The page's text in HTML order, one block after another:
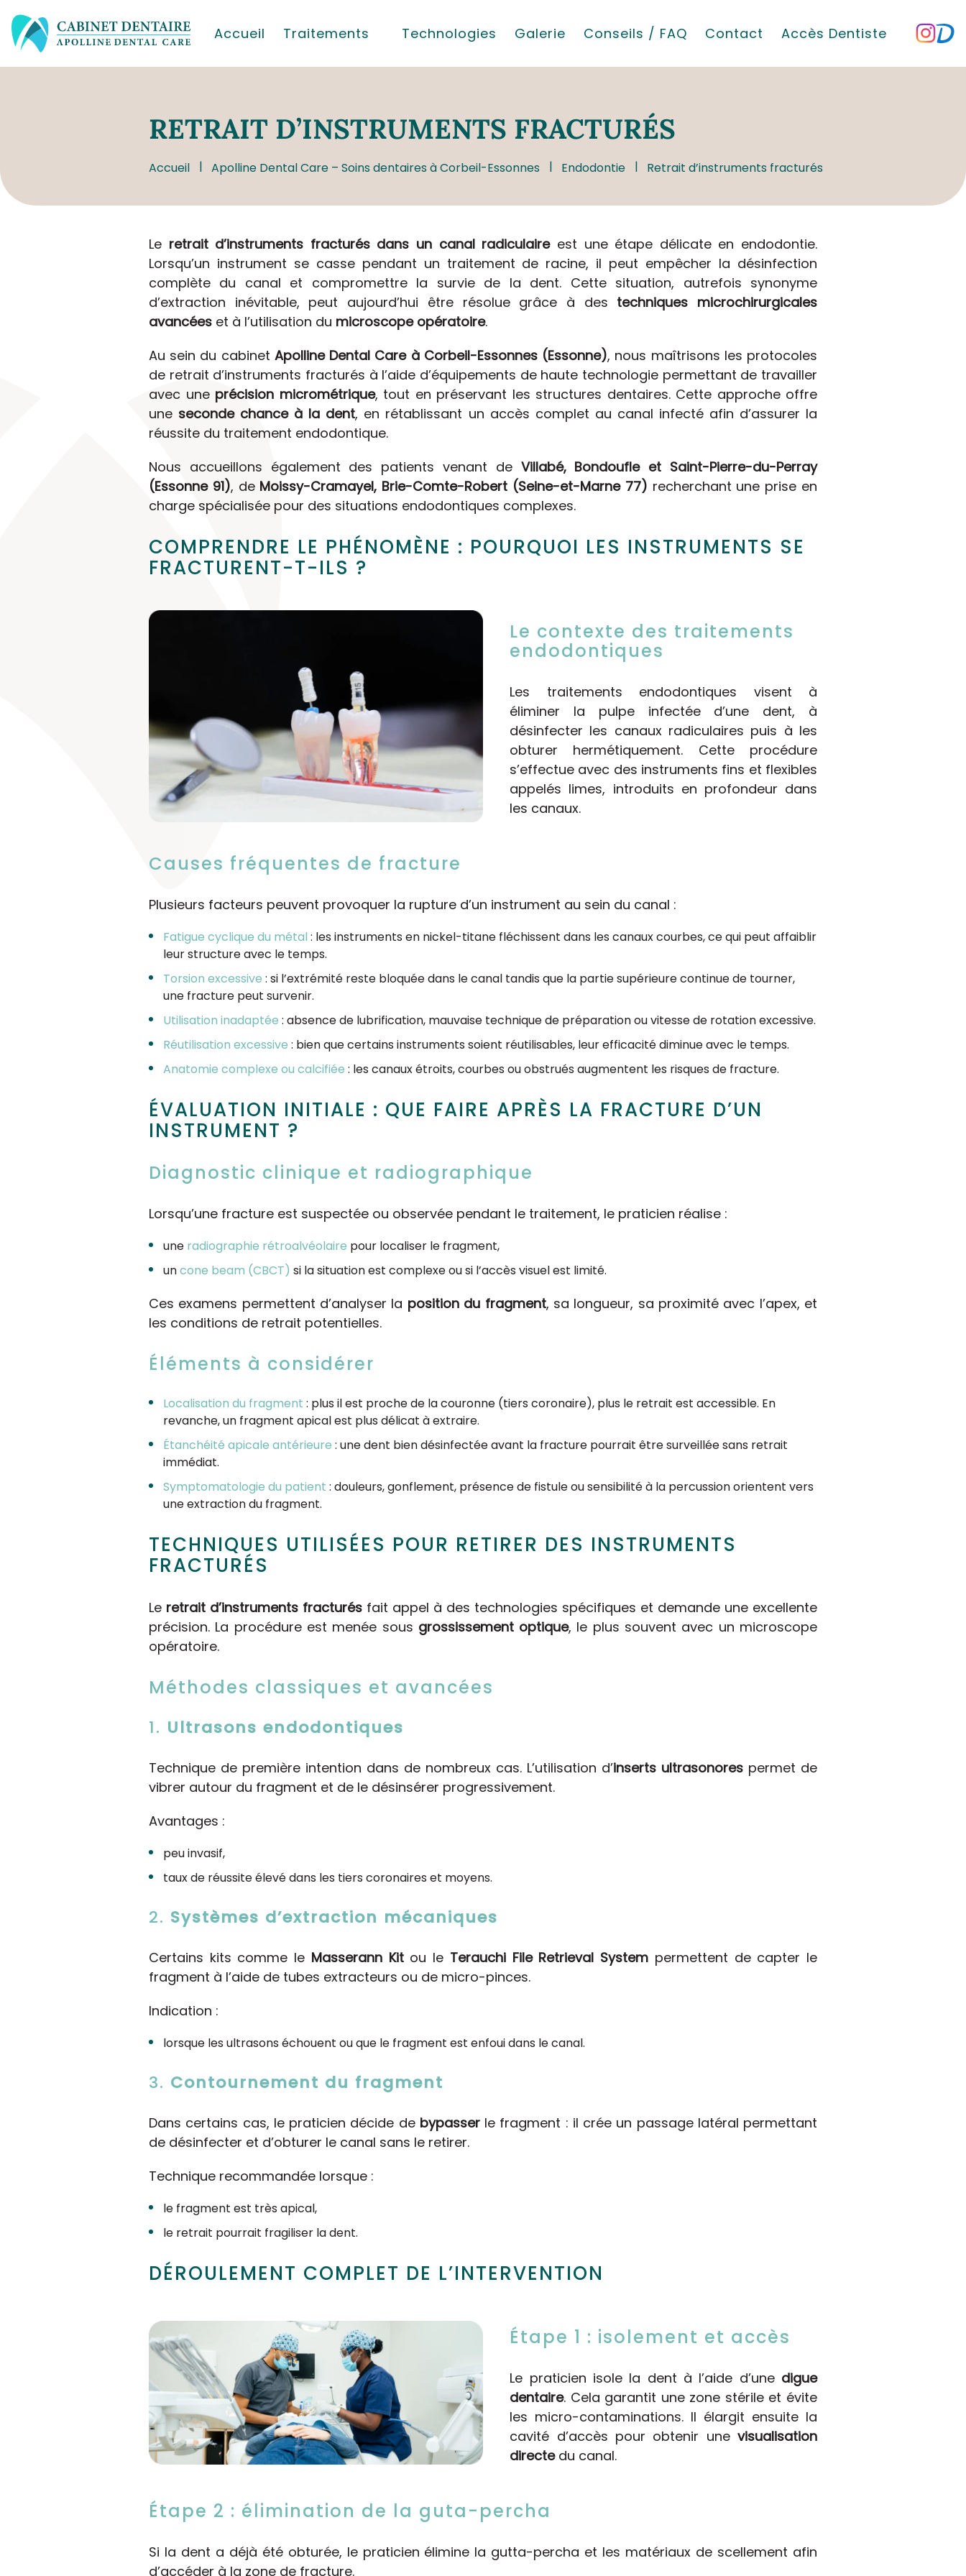
Accueil Traitements Technologies Galerie Conseils / FAQ Contact Accès Dentiste
RETRAIT D’INSTRUMENTS FRACTURÉS
Accueil Apolline Dental Care – Soins dentaires à Corbeil-Essonnes Endodontie Retrait d’instruments fracturés
Le retrait d’instruments fracturés dans un canal radiculaireest une étape délicate en endodontie.
Lorsqu’un instrument se casse pendant un traitement de racine, il peut empêcher la désinfection
complète du canal et compromettre la survie de la dent. Cette situation, autrefois synonyme
d’extraction inévitable, peut aujourd’hui être résolue grâce à des techniques microchirurgicales
avancées et à l’utilisation du microscope opératoire.
Au sein du cabinet Apolline Dental Care à Corbeil-Essonnes (Essonne), nous maîtrisons les protocoles
de retrait d’instruments fracturés à l’aide d’équipements de haute technologie permettant de travailler
avec une précision micrométrique, tout en préservant les structures dentaires. Cette approche offre
une seconde chance à la dent, en rétablissant un accès complet au canal infecté afin d’assurer la
réussite du traitement endodontique.
Nous accueillons également des patients venant de Villabé, Bondoufle et Saint-Pierre-du-Perray
(Essonne 91), de Moissy-Cramayel, Brie-Comte-Robert (Seine-et-Marne 77) recherchant une prise en
charge spécialisée pour des situations endodontiques complexes.
COMPRENDRE LE PHÉNOMÈNE : POURQUOI LES INSTRUMENTS SE
FRACTURENT-T-ILS ?
Le contexte des traitements
endodontiques
Les traitements endodontiques visent à
éliminer la pulpe infectée d’une dent, à
désinfecter les canaux radiculaires puis à les
obturer hermétiquement. Cette procédure
s’effectue avec des instruments fins et flexibles
appelés limes, introduits en profondeur dans
les canaux.
Causes fréquentes de fracture
Plusieurs facteurs peuvent provoquer la rupture d’un instrument au sein du canal :
Fatigue cyclique du métal : les instruments en nickel-titane fléchissent dans les canaux courbes, ce qui peut affaiblir
leur structure avec le temps.
Torsion excessive : si l’extrémité reste bloquée dans le canal tandis que la partie supérieure continue de tourner,
une fracture peut survenir.
Utilisation inadaptée : absence de lubrification, mauvaise technique de préparation ou vitesse de rotation excessive.
Réutilisation excessive : bien que certains instruments soient réutilisables, leur efficacité diminue avec le temps.
Anatomie complexe ou calcifiée : les canaux étroits, courbes ou obstrués augmentent les risques de fracture.
ÉVALUATION INITIALE : QUE FAIRE APRÈS LA FRACTURE D’UN
INSTRUMENT ?
Diagnostic clinique et radiographique
Lorsqu’une fracture est suspectée ou observée pendant le traitement, le praticien réalise :
une radiographie rétroalvéolaire pour localiser le fragment,
uncone beam (CBCT) si la situation est complexe ou si l’accès visuel est limité.
Ces examens permettent d’analyser la position du fragment, sa longueur, sa proximité avec l’apex, et
les conditions de retrait potentielles.
Éléments à considérer
Localisation du fragment : plus il est proche de la couronne (tiers coronaire), plus le retrait est accessible. En
revanche, un fragment apical est plus délicat à extraire.
Étanchéité apicale antérieure : une dent bien désinfectée avant la fracture pourrait être surveillée sans retrait
immédiat.
Symptomatologie du patient : douleurs, gonflement, présence de fistule ou sensibilité à la percussion orientent vers
une extraction du fragment.
TECHNIQUES UTILISÉES POUR RETIRER DES INSTRUMENTS
FRACTURÉS
Le retrait d’instruments fracturés fait appel à des technologies spécifiques et demande une excellente
précision. La procédure est menée sous grossissement optique, le plus souvent avec un microscope
opératoire.
Méthodes classiques et avancées
1. Ultrasons endodontiques
Technique de première intention dans de nombreux cas. L’utilisation d’inserts ultrasonores permet de
vibrer autour du fragment et de le désinsérer progressivement.
Avantages :
peu invasif,
taux de réussite élevé dans les tiers coronaires et moyens.
2. Systèmes d’extraction mécaniques
Certains kits comme le Masserann Kitou le Terauchi File Retrieval System permettent de capter le
fragment à l’aide de tubes extracteurs ou de micro-pinces.
Indication :
lorsque les ultrasons échouent ou que le fragment est enfoui dans le canal.
3. Contournement du fragment
Dans certains cas, le praticien décide de bypasserle fragment : il crée un passage latéral permettant
de désinfecter et d’obturer le canal sans le retirer.
Technique recommandée lorsque :
le fragment est très apical,
le retrait pourrait fragiliser la dent.
DÉROULEMENT COMPLET DE L’INTERVENTION
Étape 1 : isolement et accès
Le praticien isole la dent à l’aide d’une digue
dentaire. Cela garantit une zone stérile et évite
les micro-contaminations. Il élargit ensuite la
cavité d’accès pour obtenir une visualisation
directedu canal.
Étape 2 : élimination de la guta-percha
Si la dent a déjà été obturée, le praticien élimine la gutta-percha et les matériaux de scellement afin
d’accéder à la zone de fracture.